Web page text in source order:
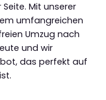
Mit unserer
umfangreichen
Umzug nach
und wir
das perfekt auf